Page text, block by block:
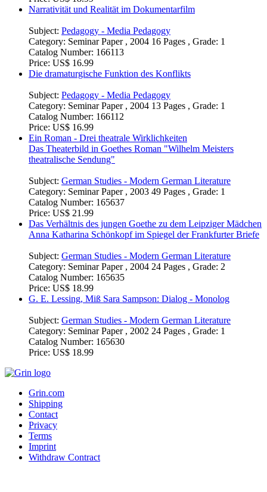
Category:Project Report , 2004 22 Pages , Grade: 1
Catalog Number:166121
Price:US$ 18.99
Narrativität und Realität im Dokumentarfilm
Category:Seminar Paper , 2004 16 Pages , Grade: 1
Catalog Number:166113
Price:US$ 16.99
Die dramaturgische Funktion des Konflikts
Subject:Pedagogy - Media Pedagogy
Category:Seminar Paper , 2004 13 Pages , Grade: 1
Price:US$ 16.99
Ein Roman - Drei theatrale Wirklichkeiten
Das Theaterbild in Goethes Roman "Wilhelm Meisters
theatralische Sendung"
Subject:German Studies - Modern German Literature
Catalog Number:165637
Price:US$ 21.99
Das Verhältnis des jungen Goethe zu dem Leipziger Mädchen
Anna Katharina Schönkopf im Spiegel der Frankfurter Briefe
Subject:German Studies - Modern German Literature
Category:Seminar Paper , 2004 24 Pages , Grade: 2
Catalog Number:
G. E. Lessing, Miß Sara Sampson: Dialog - Monolog
Subject:German Studies - Modern German Literature
Category:
Catalog Number:
Price:US$ 18.99